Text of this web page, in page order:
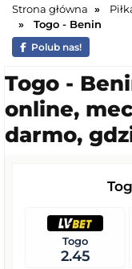
Strona główna
Togo - Benin
Polub nas!
Togo -
online,
darmo,
Togo
2.45